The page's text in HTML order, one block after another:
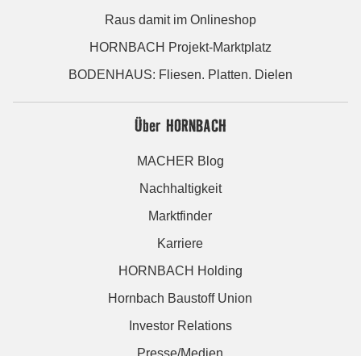
Raus damit im Onlineshop
HORNBACH Projekt-Marktplatz
BODENHAUS: Fliesen. Platten. Dielen
Über HORNBACH
MACHER Blog
Nachhaltigkeit
Marktfinder
Karriere
HORNBACH Holding
Hornbach Baustoff Union
Investor Relations
Presse/Medien